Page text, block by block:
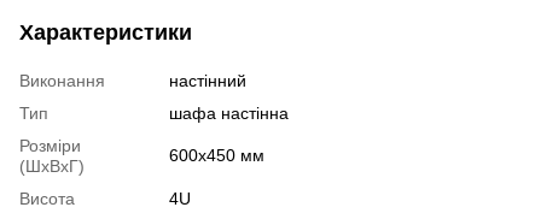
Характеристики
Виконання
настінний
Тип
шафа настінна
Розміри
(ШxВxГ)
600x450 мм
Висота
4U